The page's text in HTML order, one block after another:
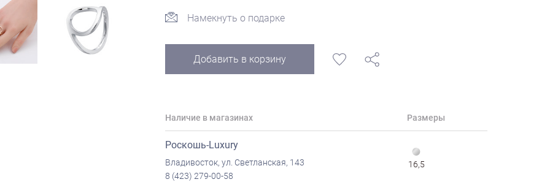
Намекнуть о подарке
Добавить в корзину
Наличие в магазинах Размеры
Роскошь-Luxury
Владивосток, ул. Светланская, 143
8 (423) 279-00-58
16,5